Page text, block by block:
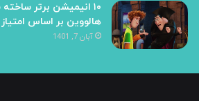
۱۰ انیمیشن برتر
هالووین بر اساس امتیاز IMDb
آبان 7, 1401